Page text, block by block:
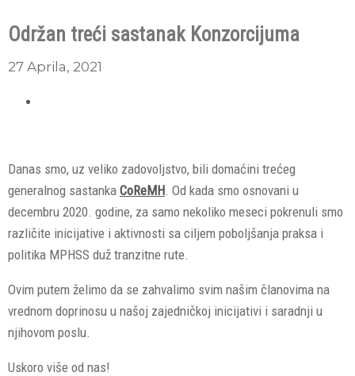
Održan treći sastanak Konzorcijuma
27 Aprila, 2021
Danas smo, uz veliko zadovoljstvo, bili domaćini trećeg
generalnog sastanka CoReMH . Od kada smo osnovani u
decembru 2020. godine, za samo nekoliko meseci pokrenuli smo
različite inicijative i aktivnosti sa ciljem poboljšanja praksa i
politika MPHSS duž tranzitne rute.
Ovim putem želimo da se zahvalimo svim našim članovima na
vrednom doprinosu u našoj zajedničkoj inicijativi i saradnji u
njihovom poslu.
Uskoro više od nas!